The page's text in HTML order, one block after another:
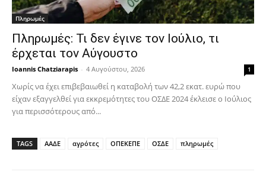
Πληρωμές
Πληρωμές: Τι δεν έγινε τον Ιούλιο, τι
έρχεται τον Αύγουστο
Ioannis Chatziarapis - 4 Αυγούστου, 2026 1
Χωρίς να έχει επιβεβαιωθεί η καταβολή των 42,2 εκατ. ευρώ που
είχαν εξαγγελθεί για εκκρεμότητες του ΟΣΔΕ 2024 έκλεισε ο Ιούλιος
για περισσότερους από...
TAGS ΑΑΔΕ αγρότες ΟΠΕΚΕΠΕ ΟΣΔΕ πληρωμές